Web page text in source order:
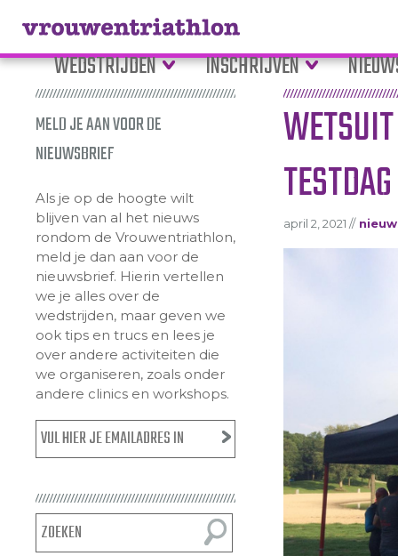
WEDSTRIJDEN INSCHRIJVEN
MELD JE AAN VOOR DE
NIEUWSBRIEF
Als je op de hoogte wilt
blijven van al het nieuws
rondom de Vrouwentriathlon,
meld je dan aan voor de
nieuwsbrief. Hierin vertellen
we je alles over de
wedstrijden, maar geven we
ook tips en trucs en lees je
over andere activiteiten die
we organiseren, zoals onder
andere clinics en workshops.
april 2, 2021 //